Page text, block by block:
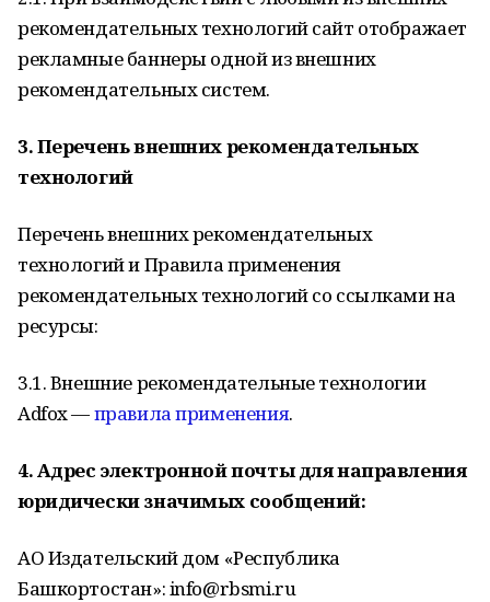
рекомендательных технологий сайт отображает
рекламные баннеры одной из внешних
рекомендательных систем.
3. Перечень внешних рекомендательных
технологий
Перечень внешних рекомендательных
технологий и Правила применения
рекомендательных технологий со ссылками на
ресурсы:
3.1. Внешние рекомендательные технологии
Adfox —правила применения.
4. Адрес электронной почты для направления
юридически значимых сообщений:
АО Издательский дом «Республика
Башкортостан»: info@rbsmi.ru